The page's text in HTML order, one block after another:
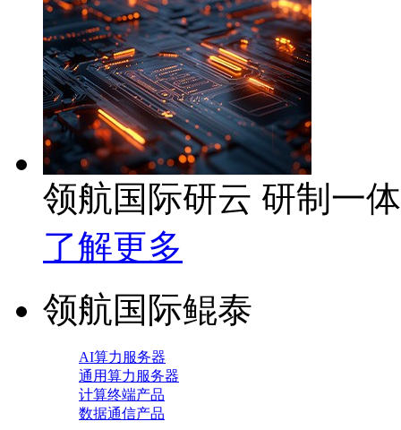
领航国际研云 研制一
了解更多
领航国际鲲泰
AI算力服务器
通用算力服务器
计算终端产品
数据通信产品